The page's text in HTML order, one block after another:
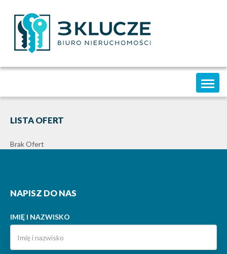
LISTA OFERT
Brak Ofert
NAPISZ DO NAS
IMIĘ I NAZWISKO